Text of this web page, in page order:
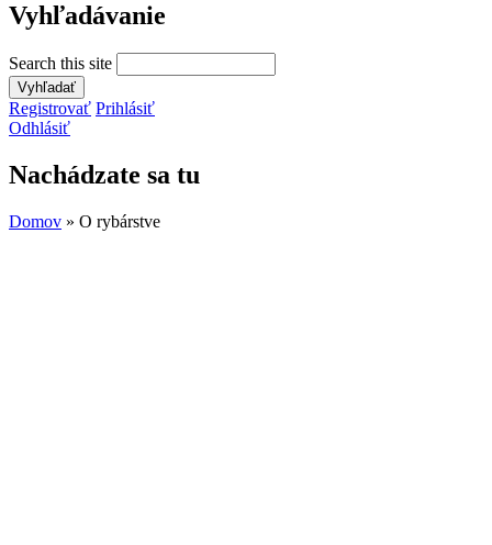
Vyhľadávanie
Search this site
Registrovať Prihlásiť
Odhlásiť
Nachádzate sa tu
Domov » O rybárstve